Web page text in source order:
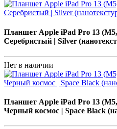
Планшет Apple iPad Pro 13
Серебристый | Silver
Нет в наличии
Планшет Apple iPad Pro 13
Черный космос | Space Black